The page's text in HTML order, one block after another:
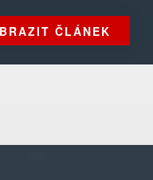
ČLÁNEK